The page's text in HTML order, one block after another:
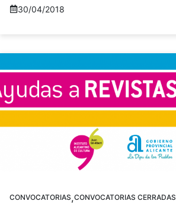
30/04/2018
CONVOCATORIAS,CONVOCATORIAS CERRADAS